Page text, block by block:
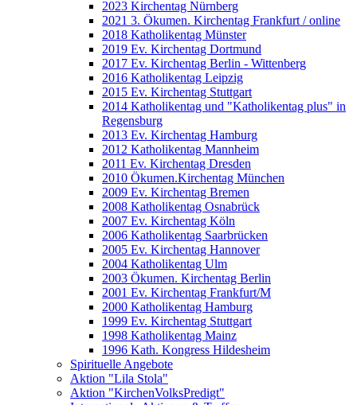
2023 Kirchentag Nürnberg
2021 3. Ökumen. Kirchentag Frankfurt / online
2018 Katholikentag Münster
2019 Ev. Kirchentag Dortmund
2017 Ev. Kirchentag Berlin - Wittenberg
2016 Katholikentag Leipzig
2015 Ev. Kirchentag Stuttgart
2014 Katholikentag und "Katholikentag plus" in
Regensburg
2013 Ev. Kirchentag Hamburg
2012 Katholikentag Mannheim
2011 Ev. Kirchentag Dresden
2010 Ökumen.Kirchentag München
2009 Ev. Kirchentag Bremen
2008 Katholikentag Osnabrück
2007 Ev. Kirchentag Köln
2006 Katholikentag Saarbrücken
2005 Ev. Kirchentag Hannover
2004 Katholikentag Ulm
2003 Ökumen. Kirchentag Berlin
2001 Ev. Kirchentag Frankfurt/M
2000 Katholikentag Hamburg
1999 Ev. Kirchentag Stuttgart
1998 Katholikentag Mainz
1996 Kath. Kongress Hildesheim
Spirituelle Angebote
Aktion "Lila Stola"
Aktion "KirchenVolksPredigt"